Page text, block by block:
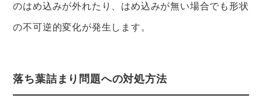
のはめ込みが外れたり、はめ込みが無い場合でも形状
の不可逆的変化が発生します。
落ち葉詰まり問題への対処方法